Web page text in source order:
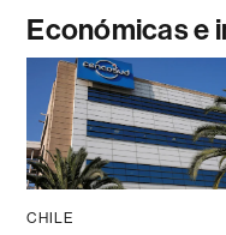
Económicas e
CHILE